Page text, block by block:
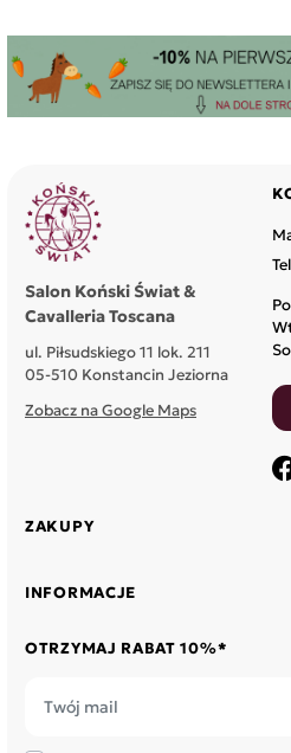
Salon Koński Świat &
Cavalleria Toscana
ul. Piłsudskiego 11 lok. 211
05-510 Konstancin Jeziorna
Zobacz na Google Maps
ZAKUPY
INFORMACJE
OTRZYMAJ RABAT 10%*